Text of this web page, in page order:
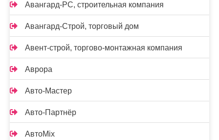
Авангард-РС, строительная компания
Авангард-Строй, торговый дом
Авент-строй, торгово-монтажная компания
Аврора
Авто-Мастер
Авто-Партнёр
АвтоMix